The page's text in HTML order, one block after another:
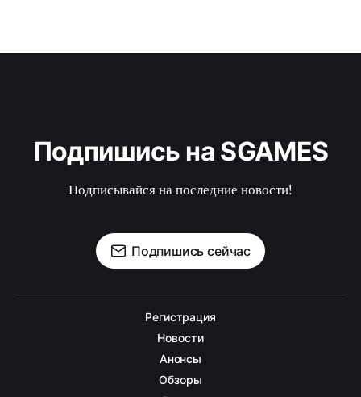
Подпишись на SGAMES
Подписывайся на последние новости!
Подпишись сейчас
Регистрация
Новости
Анонсы
Обзоры